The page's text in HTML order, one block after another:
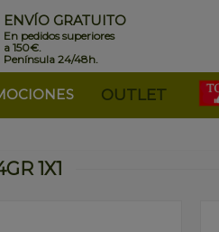
ENVÍO GRATUITO
En pedidos superiores
a 150€.
Península 24/48h.
OUTLET
1X1